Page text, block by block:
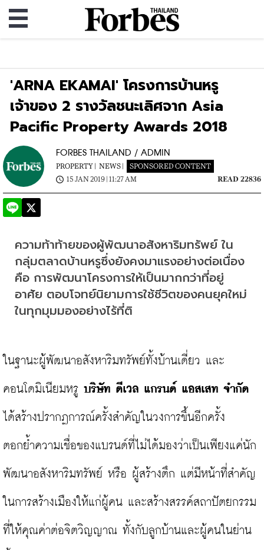
'ARNA EKAMAI' โครงการบ้านหรู
เจ้าของ 2 รางวัลชนะเลิศจาก Asia
Pacific Property Awards 2018
FORBES THAILAND / ADMIN
PROPERTY | NEWS |
SPONSORED CONTENT
15 JAN 2019 | 11:27 AM
READ 22836
ความท้าท้ายของผู้พัฒนาอสังหาริมทรัพย์ ใน
กลุ่มตลาดบ้านหรูซึ่งยังคงมาแรงอย่างต่อเนื่อง
คือ การพัฒนาโครงการให้เป็นมากกว่าที่อยู่
อาศัย ตอบโจทย์นิยามการใช้ชีวิตของคนยุคใหม่
ในทุกมุมมองอย่างไร้ที่ติ
ในฐานะผู้พัฒนาอสังหาริมทรัพย์ทั้งบ้านเดี่ยว และ
คอนโดมิเนียมหรู บริษัท ดีเวล แกรนด์ แอสเสท จำกัด
ได้สร้างปรากฏการณ์ครั้งสำคัญในวงการขึ้นอีกครั้ง
ตอกย้ำความเชื่อของแบรนด์ที่ไม่ได้มองว่าเป็นเพียงแค่นัก
พัฒนาอสังหาริมทรัพย์ หรือ ผู้สร้างตึก แต่มีหน้าที่สำคัญ
ในการสร้างเมืองให้แก่ผู้คน และสร้างสรรค์สถาปัตยกรรม
ที่ให้คุณค่าต่อจิตวิญญาณ ทั้งกับลูกบ้านและผู้คนในย่าน